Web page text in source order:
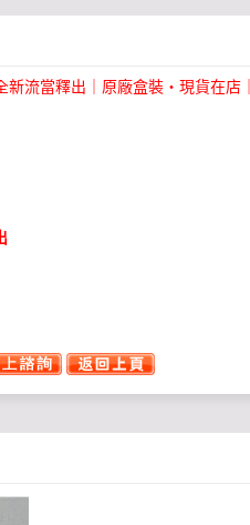
流當釋出｜原廠盒裝・現貨在店｜